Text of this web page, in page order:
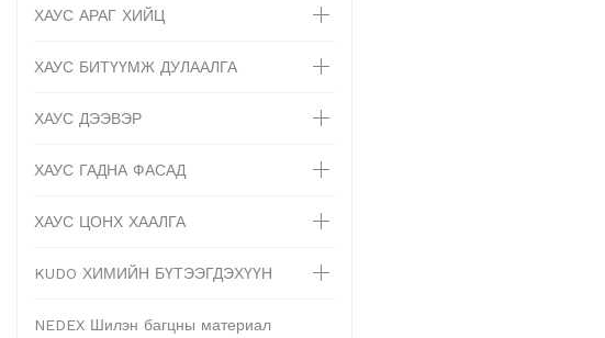
ХАУС АРАГ ХИЙЦ
ХАУС БИТҮҮМЖ ДУЛААЛГА
ХАУС ДЭЭВЭР
ХАУС ГАДНА ФАСАД
ХАУС ЦОНХ ХААЛГА
KUDO ХИМИЙН БҮТЭЭГДЭХҮҮН
NEDEX Шилэн багцны материал